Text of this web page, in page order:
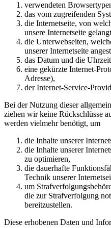
verwendeten
das vom zugreifenden
die Internetseite, von
unsere Internetseite
die Unterwebseiten,
unserer Internetseite
das Datum und die
eine gekürzte Internet-
Adresse),
der Internet-Service-
Bei der Nutzung dieser
ziehen wir keine Rückschlüsse
werden vielmehr benötigt, um
die Inhalte unserer
die Inhalte unserer
zu optimieren,
die dauerhafte
Technik unserer
um
die zur Strafverfolgung
bereitzustellen.
Diese erhobenen Daten und